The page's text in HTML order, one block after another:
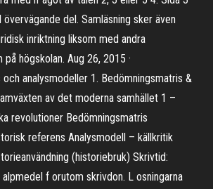
del. Samläsning sker även
inriktning liksom med andra
högskolan. Aug 26, 2015 ·
analysmodeller 1. Bedömningsmatris &
av det moderna samhället 1 –
revolutioner Bedömningsmatris
referens Analysmodell – källkritik
(historiebruk) Skrivtid:
f orutom skrivdon. L osningarna